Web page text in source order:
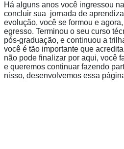
Há alguns anos você ingressou
concluir sua jornada de
evolução, você se formou e
egresso. Terminou o seu curso
pós-graduação, e continuou a
você é tão importante que
não pode finalizar por aqui, você
e queremos continuar fazendo
nisso, desenvolvemos essa